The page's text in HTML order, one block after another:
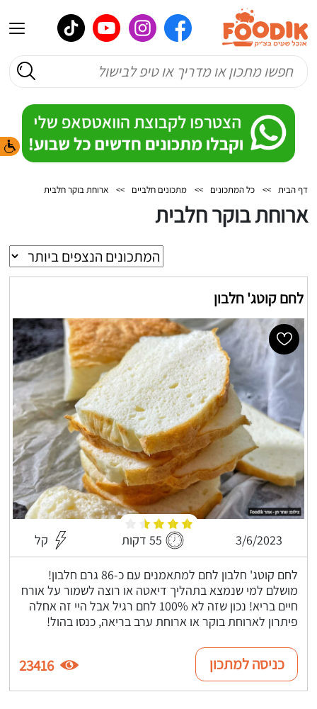
דף הבית >> כל המתכונים >> מתכונים חלביים >> ארוחת בוקר חלבית
ארוחת בוקר חלבית
לחם קוטג' חלבון
3/6/2023 55 דקות קל
לחם קוטג' חלבון לחם למתאמנים עם כ-86 גרם חלבון!
מושלם למי שנמצא בתהליך דיאטה או רוצה לשמור על אורח
חיים בריא! נכון שזה לא 100% לחם רגיל אבל היי זה אחלה
פיתרון לארוחת בוקר או ארוחת ערב בריאה, כנסו בהול!
כניסה למתכון 23416